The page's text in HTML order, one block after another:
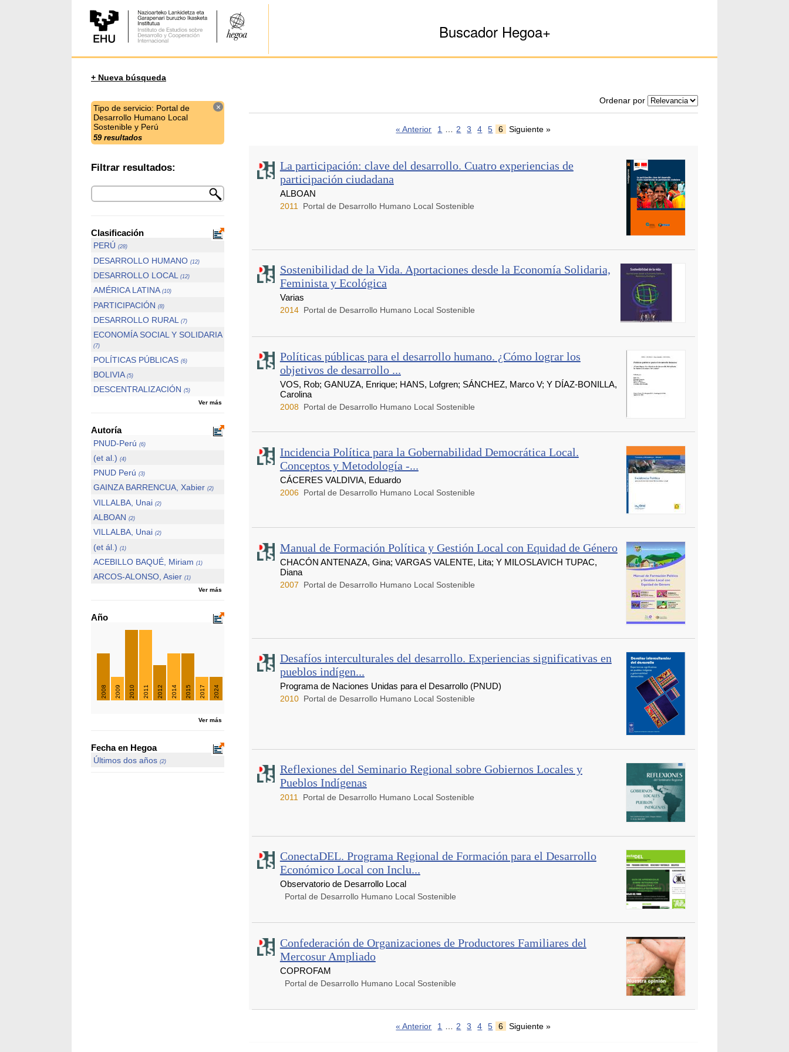
Buscador Hegoa+
+ Nueva búsqueda
Tipo de servicio: Portal de
Desarrollo Humano Local
Sostenible y Perú
59 resultados
×
Filtrar resultados:
Clasificación
PERÚ (28)
DESARROLLO HUMANO (12)
DESARROLLO LOCAL (12)
AMÉRICA LATINA (10)
PARTICIPACIÓN (8)
DESARROLLO RURAL (7)
ECONOMÍA SOCIAL Y SOLIDARIA
(7)
POLÍTICAS PÚBLICAS (6)
BOLIVIA (5)
DESCENTRALIZACIÓN (5)
Ver más
Autoría
PNUD-Perú (6)
(et al.) (4)
PNUD Perú (3)
GAINZA BARRENCUA, Xabier (2)
VILLALBA, Unai (2)
ALBOAN (2)
VILLALBA, Unai (2)
(et ál.) (1)
ACEBILLO BAQUÉ, Miriam (1)
ARCOS-ALONSO, Asier (1)
Ver más
Año
2008 2009 2010 2011 2012 2014 2015 2017 2024
Ver más
Fecha en Hegoa
Últimos dos años (2)
Ordenar por
« Anterior 1 … 2 3 4 5 6 Siguiente »
La participación: clave del desarrollo. Cuatro experiencias de
participación ciudadana
ALBOAN
2011 Portal de Desarrollo Humano Local Sostenible
Sostenibilidad de la Vida. Aportaciones desde la Economía Solidaria,
Feminista y Ecológica
Varias
2014 Portal de Desarrollo Humano Local Sostenible
Políticas públicas para el desarrollo humano. ¿Cómo lograr los
objetivos de desarrollo ...
VOS, Rob; GANUZA, Enrique; HANS, Lofgren; SÁNCHEZ, Marco V; Y DÍAZ-BONILLA,
Carolina
2008 Portal de Desarrollo Humano Local Sostenible
Incidencia Política para la Gobernabilidad Democrática Local.
Conceptos y Metodología -...
CÁCERES VALDIVIA, Eduardo
2006 Portal de Desarrollo Humano Local Sostenible
Manual de Formación Política y Gestión Local con Equidad de Género
CHACÓN ANTENAZA, Gina; VARGAS VALENTE, Lita; Y MILOSLAVICH TUPAC,
Diana
2007 Portal de Desarrollo Humano Local Sostenible
Desafíos interculturales del desarrollo. Experiencias significativas en
pueblos indígen...
Programa de Naciones Unidas para el Desarrollo (PNUD)
2010 Portal de Desarrollo Humano Local Sostenible
Reflexiones del Seminario Regional sobre Gobiernos Locales y
Pueblos Indígenas
2011 Portal de Desarrollo Humano Local Sostenible
ConectaDEL. Programa Regional de Formación para el Desarrollo
Económico Local con Inclu...
Observatorio de Desarrollo Local
Portal de Desarrollo Humano Local Sostenible
Confederación de Organizaciones de Productores Familiares del
Mercosur Ampliado
COPROFAM
Portal de Desarrollo Humano Local Sostenible
« Anterior 1 2 3 4 5 6 Siguiente »